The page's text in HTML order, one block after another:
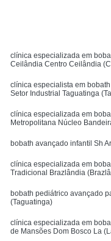
clínica especializada em
Ceilândia Centro Ceilândia
clínica especialista em
Setor Industrial Taguatinga
clínica especializada em
Metropolitana Núcleo
bobath avançado infantil Sh
clínica especializada em
Tradicional Brazlândia
bobath pediátrico avançado
(Taguatinga)
clínica especializada em
de Mansões Dom Bosco La